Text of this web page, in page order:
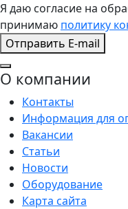
Я даю согласие на
принимаю политику
Отправить E-mail
О компании
Контакты
Информация для
Вакансии
Статьи
Новости
Оборудование
Карта сайта